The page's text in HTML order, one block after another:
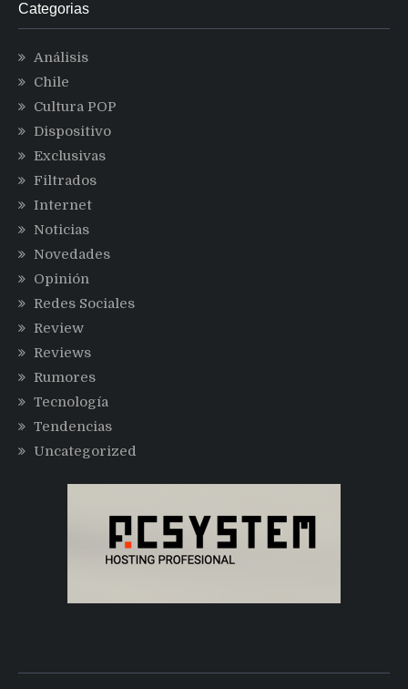
Categorias
Análisis
Chile
Cultura POP
Dispositivo
Exclusivas
Filtrados
Internet
Noticias
Novedades
Opinión
Redes Sociales
Review
Reviews
Rumores
Tecnología
Tendencias
Uncategorized